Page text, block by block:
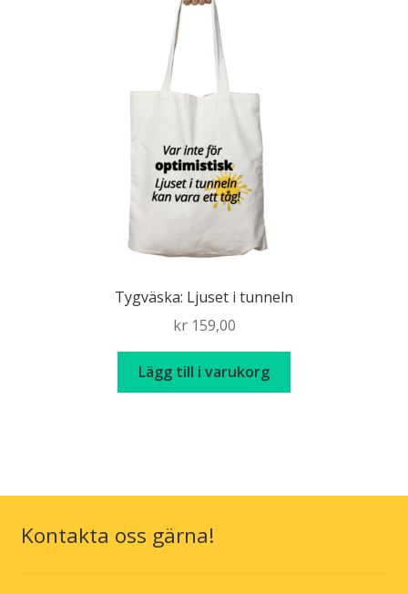
Tygväska: Ljuset i tunneln
kr159,00
Lägg till i varukorg
Kontakta oss gärna!